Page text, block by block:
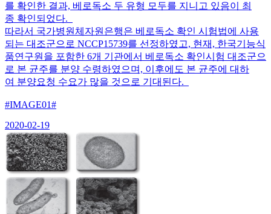
를 확인한 결과, 베로독소 두 유형 모두를 지니고 있음이 최
종 확인되었다.
따라서 국가병원체자원은행은 베로독소 확인 시험법에 사용
되는 대조군으로 NCCP15739를 선정하였고, 현재, 한국기능식
품연구원을 포함한 6개 기관에서 베로독소 확인시험 대조군으
로 본 균주를 분양 수령하였으며, 이후에도 본 균주에 대하
여 분양요청 수요가 많을 것으로 기대된다.
#IMAGE01#
2020-02-19